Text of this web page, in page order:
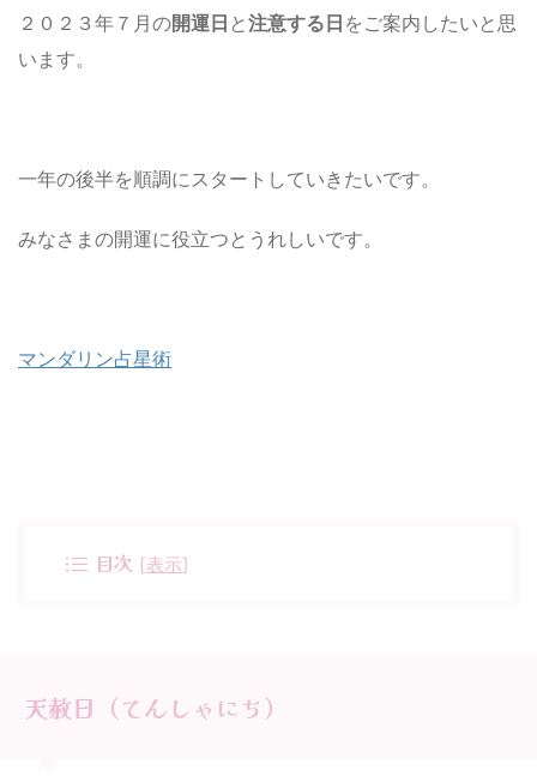
２０２３年７月の開運日 と注意する日 をご案内したいと思
います。
一年の後半を順調にスタートしていきたいです。
みなさまの開運に役立つとうれしいです。
マンダリン占星術
目次 [表示]
天赦日（てんしゃにち）